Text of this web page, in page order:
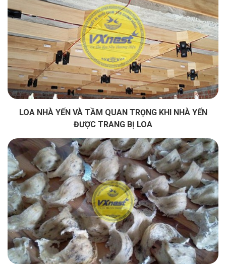
LOA NHÀ YẾN VÀ TẦM QUAN TRỌNG KHI NHÀ YẾN
ĐƯỢC TRANG BỊ LOA